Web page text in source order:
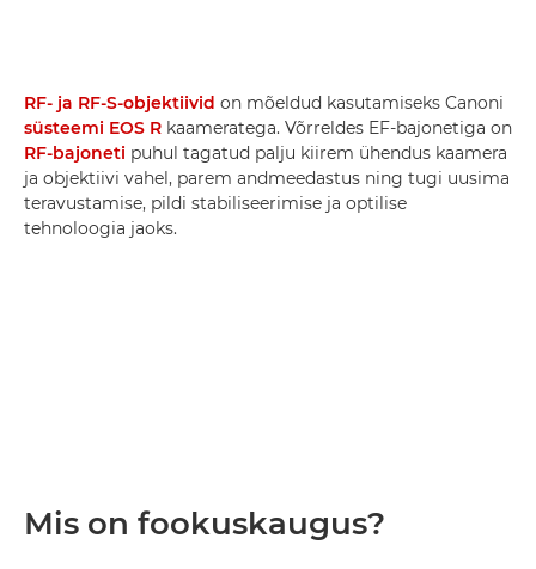
RF- ja RF-S-objektiivid on mõeldud kasutamiseks Canoni
süsteemi EOS R kaameratega. Võrreldes EF-bajonetiga on
RF-bajoneti puhul tagatud palju kiirem ühendus kaamera
ja objektiivi vahel, parem andmeedastus ning tugi uusima
teravustamise, pildi stabiliseerimise ja optilise
tehnoloogia jaoks.
Mis on fookuskaugus?